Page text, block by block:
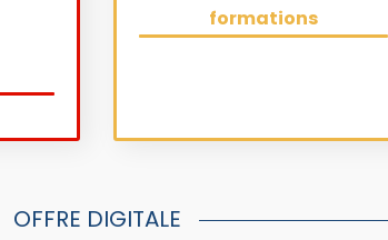
formations
OFFRE DIGITALE